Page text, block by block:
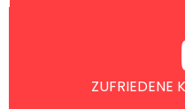
ZUFRIEDENE